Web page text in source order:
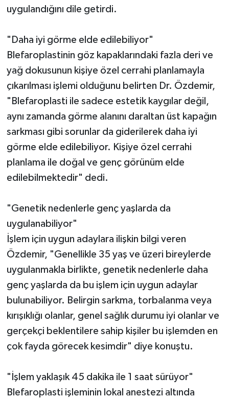
uygulandığını dile getirdi.
"Daha iyi görme elde edilebiliyor"
Blefaroplastinin göz kapaklarındaki fazla deri ve
yağ dokusunun kişiye özel cerrahi planlamayla
çıkarılması işlemi olduğunu belirten Dr. Özdemir,
"Blefaroplasti ile sadece estetik kaygılar değil,
aynı zamanda görme alanını daraltan üst kapağın
sarkması gibi sorunlar da giderilerek daha iyi
görme elde edilebiliyor. Kişiye özel cerrahi
planlama ile doğal ve genç görünüm elde
edilebilmektedir" dedi.
"Genetik nedenlerle genç yaşlarda da
uygulanabiliyor"
İşlem için uygun adaylara ilişkin bilgi veren
Özdemir, "Genellikle 35 yaş ve üzeri bireylerde
uygulanmakla birlikte, genetik nedenlerle daha
genç yaşlarda da bu işlem için uygun adaylar
bulunabiliyor. Belirgin sarkma, torbalanma veya
kırışıklığı olanlar, genel sağlık durumu iyi olanlar ve
gerçekçi beklentilere sahip kişiler bu işlemden en
çok fayda görecek kesimdir" diye konuştu.
"İşlem yaklaşık 45 dakika ile 1 saat sürüyor"
Blefaroplasti işleminin lokal anestezi altında